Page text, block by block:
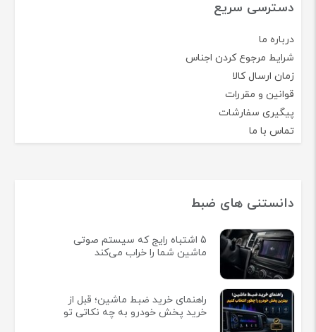
دسترسی سریع
درباره ما
شرایط مرجوع کردن اجناس
زمان ارسال کالا
قوانین و مقررات
پیگیری سفارشات
تماس با ما
دانستنی های ضبط
5 اشتباه رایج که سیستم صوتی
ماشین شما را خراب می‌کند
راهنمای خرید ضبط ماشین؛ قبل از
خرید پخش خودرو به چه نکاتی تو